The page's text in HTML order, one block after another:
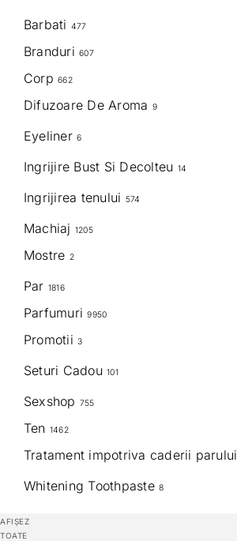
Barbati 477
Branduri 607
Corp 662
Difuzoare De Aroma 9
Eyeliner 6
Ingrijire Bust Si Decolteu 14
Ingrijirea tenului 574
Machiaj 1205
Mostre 2
Par 1816
Parfumuri 9950
Promotii 3
Seturi Cadou 101
Sexshop 755
Ten 1462
Tratament impotriva caderii parului
Whitening Toothpaste 8
AFIȘEZ
TOATE